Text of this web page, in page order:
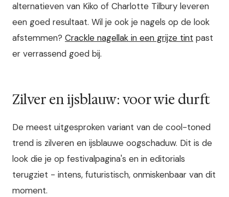
alternatieven van Kiko of Charlotte Tilbury leveren
een goed resultaat. Wil je ook je nagels op de look
afstemmen? Crackle nagellak in een grijze tint past
er verrassend goed bij.
Zilver en ijsblauw: voor wie durft
De meest uitgesproken variant van de cool-toned
trend is zilveren en ijsblauwe oogschaduw. Dit is de
look die je op festivalpagina's en in editorials
terugziet - intens, futuristisch, onmiskenbaar van dit
moment.